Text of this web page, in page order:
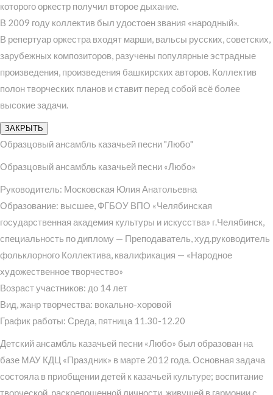
которого оркестр получил второе дыхание.
В 2009 году коллектив был удостоен звания «народный».
В репертуар оркестра входят марши, вальсы русских, советских,
зарубежных композиторов, разучены популярные эстрадные
произведения, произведения башкирских авторов. Коллектив
полон творческих планов и ставит перед собой всё более
высокие задачи.
ЗАКРЫТЬ
Образцовый ансамбль казачьей песни "Любо"
Образцовый ансамбль казачьей песни «Любо»
Руководитель: Московская Юлия Анатольевна
Образование: высшее, ФГБОУ ВПО «Челябинская
государственная академия культуры и искусства» г.Челябинск,
специальность по диплому — Преподаватель, худ.руководитель
фольклорного Коллектива, квалификация — «Народное
художественное творчество»
Возраст участников: до 14 лет
Вид, жанр творчества: вокально-хоровой
График работы: Среда, пятница 11.30-12.20
Детский ансамбль казачьей песни «Любо» был образован на
базе МАУ КДЦ «Праздник» в марте 2012 года. Основная задача
состояла в приобщении детей к казачьей культуре; воспитание
творческой, раскрепощенной личности, живущей в гармонии с